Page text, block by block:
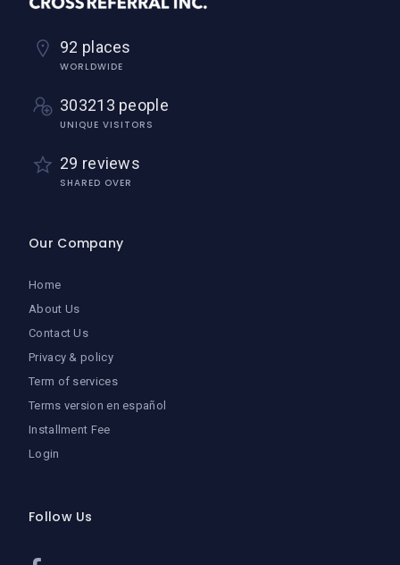
92 places
WORLDWIDE
303213 people
UNIQUE VISITORS
29 reviews
SHARED OVER
Our Company
Home
About Us
Contact Us
Privacy & policy
Term of services
Terms version en español
Installment Fee
Login
Follow Us